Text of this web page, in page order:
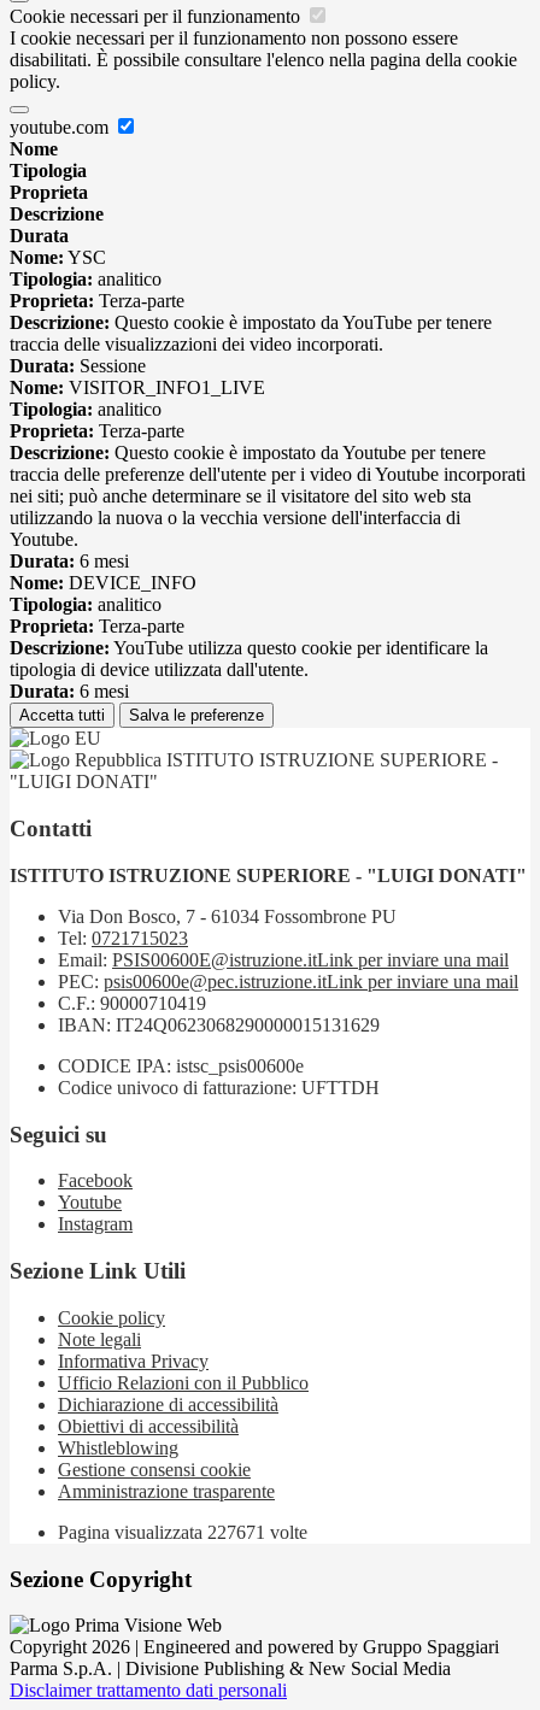
Cookie necessari per il funzionamento
I cookie necessari per il funzionamento non possono essere
disabilitati. È possibile consultare l'elenco nella pagina della cookie
policy.
youtube.com
Nome
Tipologia
Proprieta
Descrizione
Durata
Nome: YSC
Tipologia: analitico
Proprieta: Terza-parte
Descrizione: Questo cookie è impostato da YouTube per tenere
traccia delle visualizzazioni dei video incorporati.
Durata: Sessione
Nome: VISITOR_INFO1_LIVE
Tipologia: analitico
Proprieta: Terza-parte
Descrizione: Questo cookie è impostato da Youtube per tenere
traccia delle preferenze dell'utente per i video di Youtube incorporati
nei siti; può anche determinare se il visitatore del sito web sta
utilizzando la nuova o la vecchia versione dell'interfaccia di
Youtube.
Durata: 6 mesi
Nome: DEVICE_INFO
Tipologia: analitico
Proprieta: Terza-parte
Descrizione: YouTube utilizza questo cookie per identificare la
tipologia di device utilizzata dall'utente.
Durata: 6 mesi
Accetta tutti Salva le preferenze
ISTITUTO ISTRUZIONE SUPERIORE -
"LUIGI DONATI"
Contatti
ISTITUTO ISTRUZIONE SUPERIORE - "LUIGI DONATI"
Via Don Bosco, 7 - 61034 Fossombrone PU
Tel: 0721715023
Email: PSIS00600E@istruzione.itLink per inviare una mail
PEC: psis00600e@pec.istruzione.itLink per inviare una mail
C.F.: 90000710419
IBAN: IT24Q0623068290000015131629
CODICE IPA: istsc_psis00600e
Codice univoco di fatturazione: UFTTDH
Seguici su
Facebook
Youtube
Instagram
Sezione Link Utili
Cookie policy
Note legali
Informativa Privacy
Ufficio Relazioni con il Pubblico
Dichiarazione di accessibilità
Obiettivi di accessibilità
Whistleblowing
Gestione consensi cookie
Amministrazione trasparente
Pagina visualizzata 227671 volte
Sezione Copyright
Copyright 2026 | Engineered and powered by Gruppo Spaggiari
Parma S.p.A. | Divisione Publishing & New Social Media
Disclaimer trattamento dati personali